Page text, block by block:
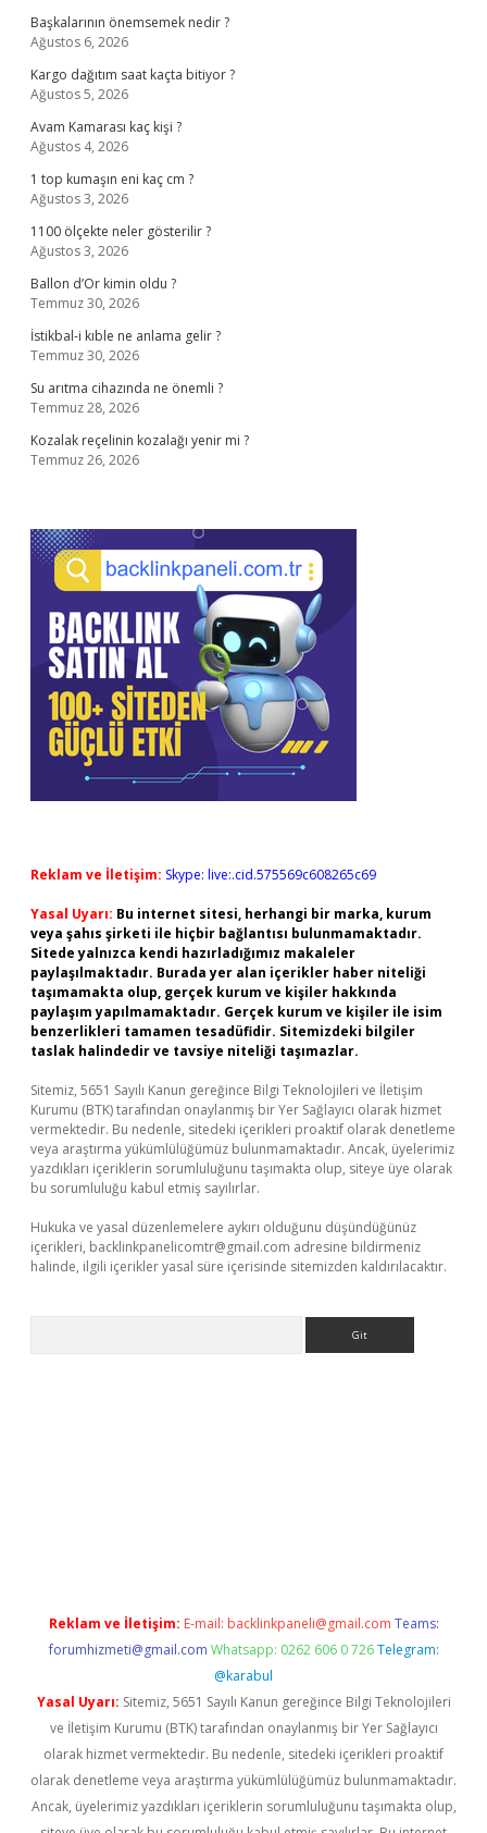
Başkalarının önemsemek nedir ?
Ağustos 6, 2026
Kargo dağıtım saat kaçta bitiyor ?
Ağustos 5, 2026
Avam Kamarası kaç kişi ?
Ağustos 4, 2026
1 top kumaşın eni kaç cm ?
Ağustos 3, 2026
1100 ölçekte neler gösterilir ?
Ağustos 3, 2026
Ballon d’Or kimin oldu ?
Temmuz 30, 2026
İstikbal-i kıble ne anlama gelir ?
Temmuz 30, 2026
Su arıtma cihazında ne önemli ?
Temmuz 28, 2026
Kozalak reçelinin kozalağı yenir mi ?
Temmuz 26, 2026
Reklam ve İletişim: Skype: live:.cid.575569c608265c69
Yasal Uyarı: Bu internet sitesi, herhangi bir marka, kurum
veya şahıs şirketi ile hiçbir bağlantısı bulunmamaktadır.
Sitede yalnızca kendi hazırladığımız makaleler
paylaşılmaktadır. Burada yer alan içerikler haber niteliği
taşımamakta olup, gerçek kurum ve kişiler hakkında
paylaşım yapılmamaktadır. Gerçek kurum ve kişiler ile isim
benzerlikleri tamamen tesadüfidir. Sitemizdeki bilgiler
taslak halindedir ve tavsiye niteliği taşımazlar.
Sitemiz, 5651 Sayılı Kanun gereğince Bilgi Teknolojileri ve İletişim
Kurumu (BTK) tarafından onaylanmış bir Yer Sağlayıcı olarak hizmet
vermektedir. Bu nedenle, sitedeki içerikleri proaktif olarak denetleme
veya araştırma yükümlülüğümüz bulunmamaktadır. Ancak, üyelerimiz
yazdıkları içeriklerin sorumluluğunu taşımakta olup, siteye üye olarak
bu sorumluluğu kabul etmiş sayılırlar.
Hukuka ve yasal düzenlemelere aykırı olduğunu düşündüğünüz
içerikleri, backlinkpanelicomtr@gmail.com adresine bildirmeniz
halinde, ilgili içerikler yasal süre içerisinde sitemizden kaldırılacaktır.
Reklam ve İletişim: E-mail: backlinkpaneli@gmail.com Teams:
forumhizmeti@gmail.com Whatsapp: 0262 606 0 726 Telegram:
@karabul
Yasal Uyarı: Sitemiz, 5651 Sayılı Kanun gereğince Bilgi Teknolojileri
ve İletişim Kurumu (BTK) tarafından onaylanmış bir Yer Sağlayıcı
olarak hizmet vermektedir. Bu nedenle, sitedeki içerikleri proaktif
olarak denetleme veya araştırma yükümlülüğümüz bulunmamaktadır.
Ancak, üyelerimiz yazdıkları içeriklerin sorumluluğunu taşımakta olup,